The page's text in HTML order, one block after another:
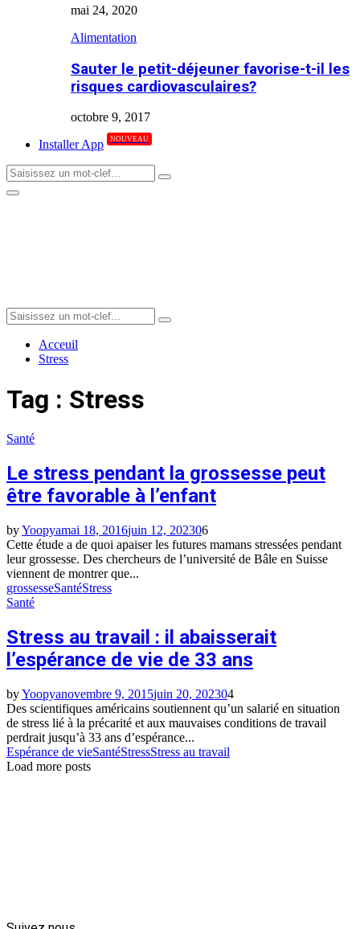
mai 24, 2020
Alimentation
Sauter le petit-déjeuner favorise-t-il les
risques cardiovasculaires?
octobre 9, 2017
Installer App
NOUVEAU
Search
for:
Search
Primary
Search
for:
Search
Acceuil
Stress
Tag : Stress
Santé
Le stress pendant la grossesse peut
être favorable à l’enfant
byYoopyamai 18, 2016juin 12, 202306
Cette étude a de quoi apaiser les futures mamans stressées pendant
leur grossesse. Des chercheurs de l’université de Bâle en Suisse
viennent de montrer que...
grossesseSantéStress
Santé
Stress au travail : il abaisserait
l’espérance de vie de 33 ans
byYoopyanovembre 9, 2015juin 20, 202304
Des scientifiques américains soutiennent qu’un salarié en situation
de stress lié à la précarité et aux mauvaises conditions de travail
perdrait jusqu’à 33 ans d’espérance...
Espérance de vieSantéStressStress au travail
Load more posts